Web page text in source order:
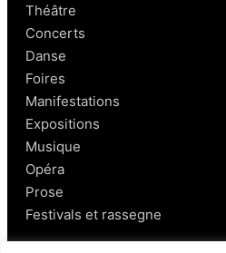
Théâtre
Concerts
Danse
Foires
Manifestations
Expositions
Musique
Opéra
Prose
Festivals et rassegne